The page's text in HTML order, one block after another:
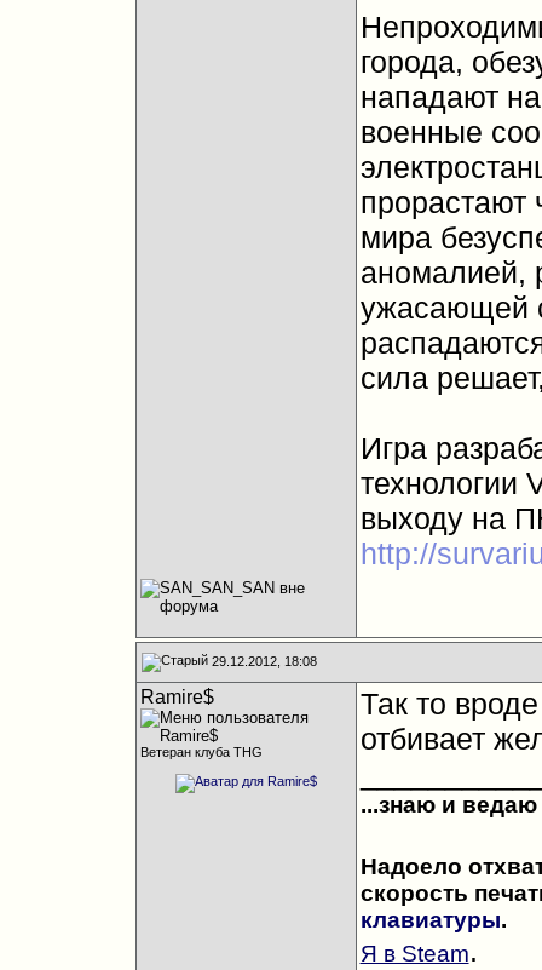
города,
нападают
военные
прорастают
мира
аномалией,
ужасающей
сила
Игра
технологии
выходу на
http://
29.12.2012, 18:08
Ramire$
Ветеран клуба THG
Так то
отбивает
...знаю и ведаю
Надоело
скорость
клавиатуры.
Я в Steam.